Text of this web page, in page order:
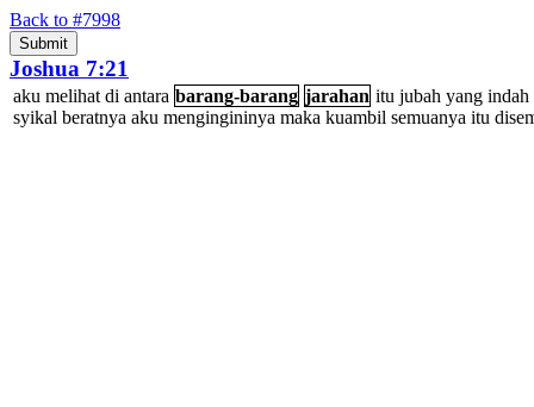
Back to #7998
Joshua 7:21
aku melihat di antara barang-barang jarahan itu jubah yang indah
syikal beratnya aku mengingininya maka kuambil semuanya itu